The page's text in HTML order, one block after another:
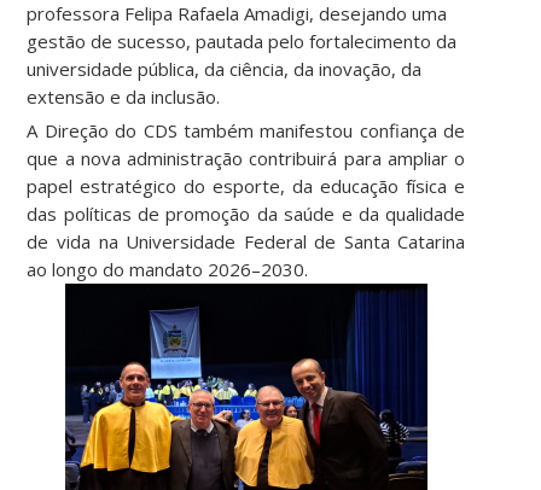
professora Felipa Rafaela Amadigi, desejando uma
gestão de sucesso, pautada pelo fortalecimento da
universidade pública, da ciência, da inovação, da
extensão e da inclusão.
A Direção do CDS também manifestou confiança de
que a nova administração contribuirá para ampliar o
papel estratégico do esporte, da educação física e
das políticas de promoção da saúde e da qualidade
de vida na Universidade Federal de Santa Catarina
ao longo do mandato 2026–2030.